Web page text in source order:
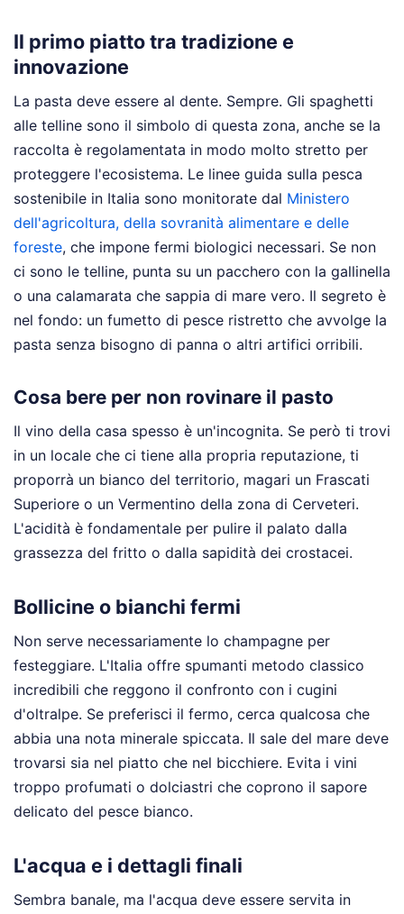
Il primo piatto tra tradizione e
innovazione
La pasta deve essere al dente. Sempre. Gli spaghetti
alle telline sono il simbolo di questa zona, anche se la
raccolta è regolamentata in modo molto stretto per
proteggere l'ecosistema. Le linee guida sulla pesca
sostenibile in Italia sono monitorate dal Ministero
dell'agricoltura, della sovranità alimentare e delle
foreste, che impone fermi biologici necessari. Se non
ci sono le telline, punta su un pacchero con la gallinella
o una calamarata che sappia di mare vero. Il segreto è
nel fondo: un fumetto di pesce ristretto che avvolge la
pasta senza bisogno di panna o altri artifici orribili.
Cosa bere per non rovinare il pasto
Il vino della casa spesso è un'incognita. Se però ti trovi
in un locale che ci tiene alla propria reputazione, ti
proporrà un bianco del territorio, magari un Frascati
Superiore o un Vermentino della zona di Cerveteri.
L'acidità è fondamentale per pulire il palato dalla
grassezza del fritto o dalla sapidità dei crostacei.
Bollicine o bianchi fermi
Non serve necessariamente lo champagne per
festeggiare. L'Italia offre spumanti metodo classico
incredibili che reggono il confronto con i cugini
d'oltralpe. Se preferisci il fermo, cerca qualcosa che
abbia una nota minerale spiccata. Il sale del mare deve
trovarsi sia nel piatto che nel bicchiere. Evita i vini
troppo profumati o dolciastri che coprono il sapore
delicato del pesce bianco.
L'acqua e i dettagli finali
Sembra banale, ma l'acqua deve essere servita in